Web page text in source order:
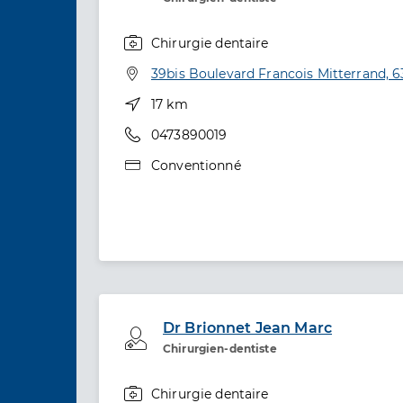
Chirurgie dentaire
Adresse
39bis Boulevard Francois Mitterrand,
Distance
17 km
Téléphone
0473890019
Type de convention
Conventionné
Dr Brionnet Jean Marc
Chirurgien-dentiste
Professionel de santé
Chirurgie dentaire